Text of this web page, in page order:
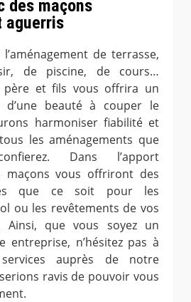
des maçons
aguerris
de terrasse,
de piscine, de cours…
père et fils vous offrira un
d’une beauté à couper le
harmoniser fiabilité et
les aménagements que
Dans l’apport
maçons vous offriront des
que ce soit pour les
ou les revêtements de vos
Ainsi, que vous soyez un
entreprise, n’hésitez pas à
auprès de notre
ravis de pouvoir vous